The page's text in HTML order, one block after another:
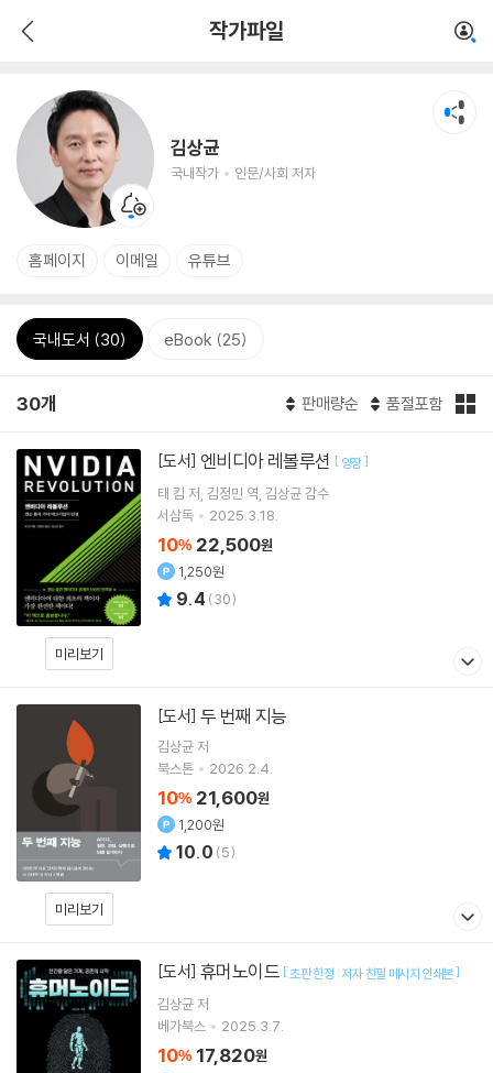
작가파일
김상균
국내작가 인문/사회 저자
홈페이지 이메일 유튜브
국내도서 (30) eBook (25)
30개 판매량순 품절포함
미리보기
[도서] 엔비디아 레볼루션 [ 양장]
태 킴 저 김정민 역 김상균감수
서삼독
2025.3.18.
10% 22,500원
1,250원
9.4 (30)
미리보기
[도서] 두 번째 지능
김상균저
북스톤
2026.2.4.
10% 21,600원
1,200원
10.0 (5)
[도서] 휴머노이드 [초판 한정 : 저자 친필 메시지 인쇄본]
김상균저
베가북스
2025.3.7.
10% 17,820원